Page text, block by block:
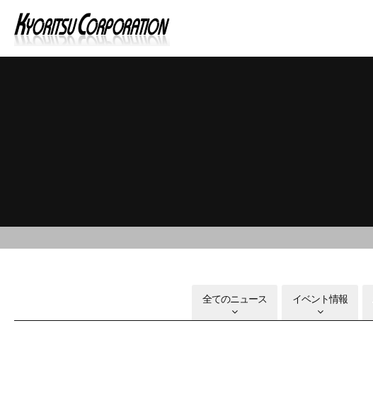
全てのニュース イベント情報